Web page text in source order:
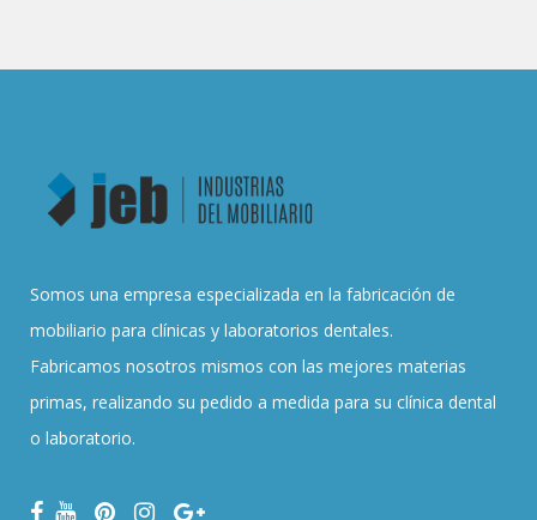
Somos una empresa especializada en la fabricación de
mobiliario para clínicas y laboratorios dentales.
Fabricamos nosotros mismos con las mejores materias
primas, realizando su pedido a medida para su clínica dental
o laboratorio.